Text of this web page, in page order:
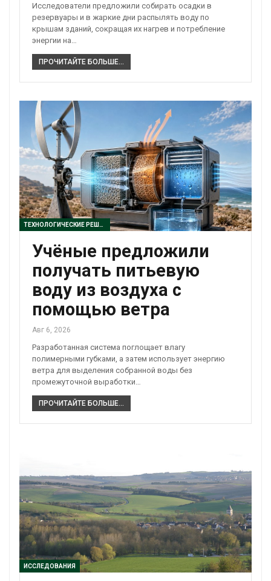
Исследователи предложили собирать осадки в
резервуары и в жаркие дни распылять воду по
крышам зданий, сокращая их нагрев и потребление
энергии на…
ПРОЧИТАЙТЕ БОЛЬШЕ...
ТЕХНОЛОГИЧЕСКИЕ РЕШЕНИЯ
Учёные предложили
получать питьевую
воду из воздуха с
помощью ветра
Авг 6, 2026
Разработанная система поглощает влагу
полимерными губками, а затем использует энергию
ветра для выделения собранной воды без
промежуточной выработки…
ПРОЧИТАЙТЕ БОЛЬШЕ...
ИССЛЕДОВАНИЯ